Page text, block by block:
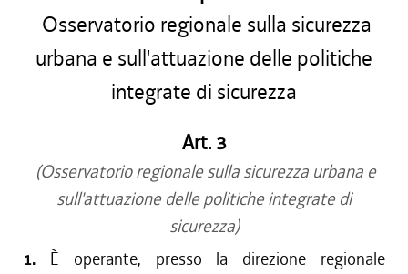
Osservatorio regionale sulla sicurezza
urbana e sull'attuazione delle politiche
integrate di sicurezza
Art. 3
(Osservatorio regionale sulla sicurezza urbana e
sull'attuazione delle politiche integrate di
sicurezza)
1. È operante, presso la direzione regionale